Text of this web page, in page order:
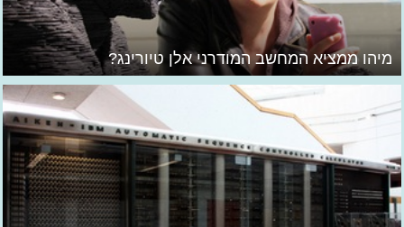
מיהו ממציא המחשב המודרני אלן טיורינג?